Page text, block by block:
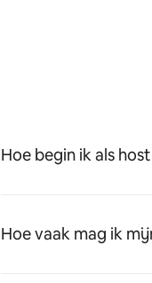
Hoe begin ik als
Hoe vaak mag ik